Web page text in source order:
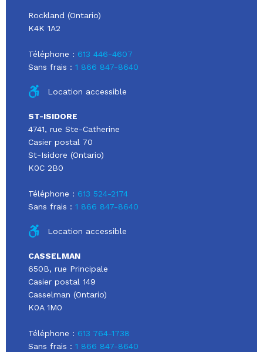
Rockland (Ontario)
K4K 1A2
Téléphone : 613 446-4607
Sans frais : 1 866 847-8640
Location accessible
ST-ISIDORE
4741, rue Ste-Catherine
Casier postal 70
St-Isidore (Ontario)
K0C 2B0
Téléphone : 613 524-2174
Sans frais : 1 866 847-8640
Location accessible
CASSELMAN
650B, rue Principale
Casier postal 149
Casselman (Ontario)
K0A 1M0
Téléphone : 613 764-1738
Sans frais : 1 866 847-8640